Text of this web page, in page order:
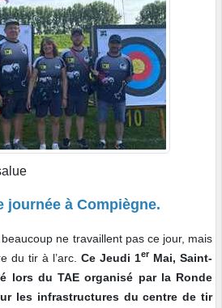
journée à Compiègne.
ne travaillent pas ce jour, mais
du tir à l’arc. Ce Jeudi 1er Mai, Saint-
lors du TAE organisé par la Ronde
les infrastructures du centre de tir